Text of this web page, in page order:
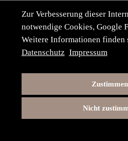
04.04.90 Vortrag von Prof.
Sowjetunion“ im Gymnasium
29.04.90 Kindertheater „Der
Spielschar St. Michaelis Leipzig,
Sühnezeichen in Palästina von
Stadtbücherei
20.05.90 Bänkelsänger – Vortrag
kommt“ über Mord und
Zur Verbesserung dieser
notwendige Cookies, Google
Weitere Informationen finden
Datenschutz Impressum
Zustimmen
Nicht